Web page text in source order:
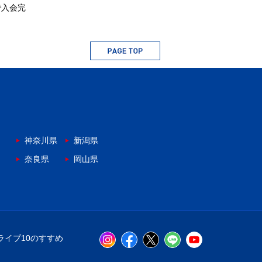
会完
神奈川県
新潟県
奈良県
岡山県
イブ10のすすめ